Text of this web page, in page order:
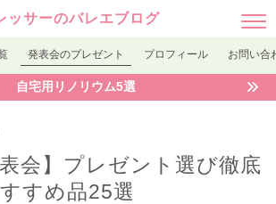
ッサーのバレエブログ
発表会のプレゼント プロフィール お問い合
自宅用リノリウム5選
表会】プレゼント選び徹底
すめ品25選